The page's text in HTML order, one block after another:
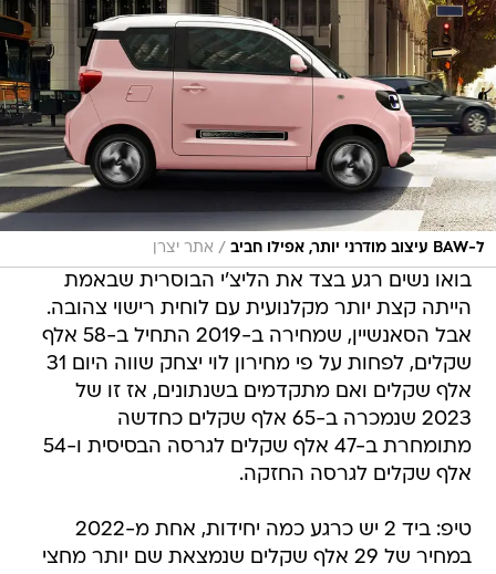
ל-BAW עיצוב מודרני יותר, אפילו חביב / אתר יצרן
בואו נשים רגע בצד את הליצ'י הבוסרית שבאמת
הייתה קצת יותר מקלנועית עם לוחית רישוי צהובה.
אבל הסאנשיין, שמחירה ב-2019 התחיל ב-58 אלף
שקלים, לפחות על פי מחירון לוי יצחק שווה היום 31
אלף שקלים ואם מתקדמים בשנתונים, אז זו של
2023 שנמכרה ב-65 אלף שקלים כחדשה
מתומחרת ב-47 אלף שקלים לגרסה הבסיסית ו-54
אלף שקלים לגרסה החזקה.
טיפ: ביד 2 יש כרגע כמה יחידות, אחת מ-2022
במחיר של 29 אלף שקלים שנמצאת שם יותר מחצי